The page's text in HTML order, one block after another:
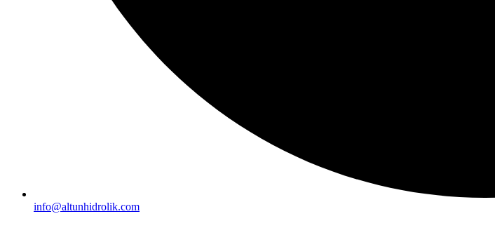
info@altunhidrolik.com